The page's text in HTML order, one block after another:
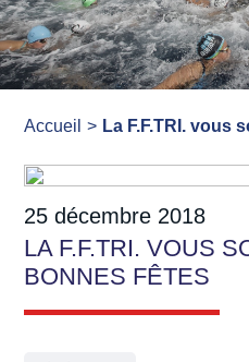
Accueil La F.F.TRI. vous
25 décembre 2018
LA F.F.TRI. VOUS
BONNES FÊTES